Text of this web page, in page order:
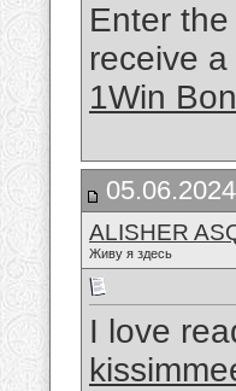
Enter
receive
1Win
ALISHER
Живу я здесь
I love